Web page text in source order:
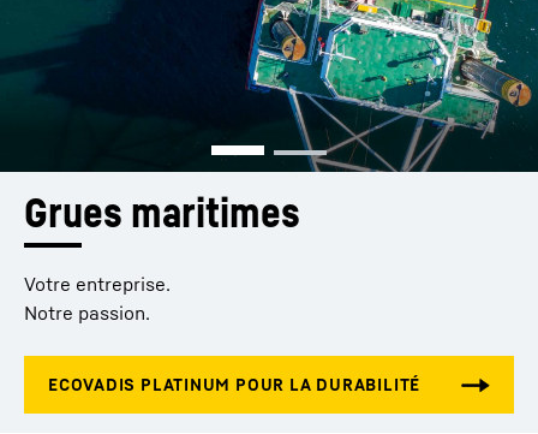
Grues maritimes
Votre entreprise.
Notre passion.